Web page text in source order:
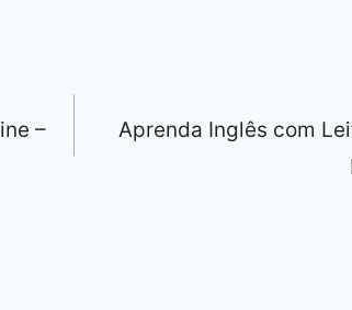
–
Aprenda Inglês com